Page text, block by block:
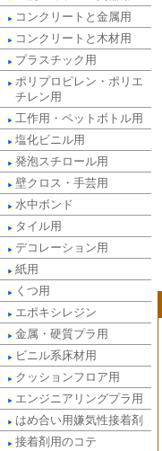
コンクリートと金属用
コンクリートと木材用
プラスチック用
ポリプロピレン・ポリエ
チレン用
工作用・ペットボトル用
塩化ビニル用
発泡スチロール用
壁クロス・手芸用
水中ボンド
タイル用
デコレーション用
紙用
くつ用
エポキシレジン
金属・硬質プラ用
ビニル系床材用
クッションフロア用
エンジニアリングプラ用
はめ合い用嫌気性接着剤
接着剤用のコテ